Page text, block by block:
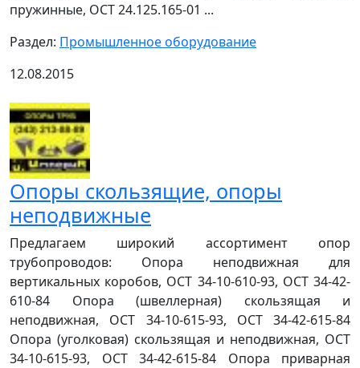
пружинные, ОСТ 24.125.165-01 ...
Раздел: Промышленное оборудование
12.08.2015
Опоры скользящие, опоры
неподвижные
Предлагаем широкий ассортимент опор
трубопроводов: Опора неподвижная для
вертикальных коробов, ОСТ 34-10-610-93, ОСТ 34-42-
610-84 Опора (швеллерная) скользящая и
неподвижная, ОСТ 34-10-615-93, ОСТ 34-42-615-84
Опора (уголковая) скользящая и неподвижная, ОСТ
34-10-615-93, ОСТ 34-42-615-84 Опора приварная